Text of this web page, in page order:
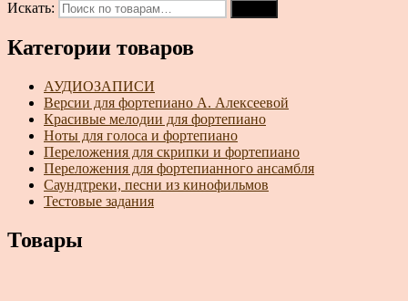
Искать:
Категории товаров
АУДИОЗАПИСИ
Версии для фортепиано А. Алексеевой
Красивые мелодии для фортепиано
Ноты для голоса и фортепиано
Переложения для скрипки и фортепиано
Переложения для фортепианного ансамбля
Саундтреки, песни из кинофильмов
Тестовые задания
Товары